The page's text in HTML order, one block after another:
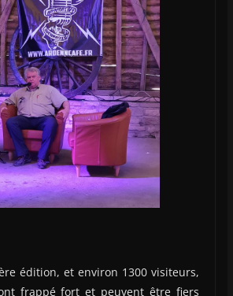
édition, et environ 1300 visiteurs,
frappé fort et peuvent être fiers